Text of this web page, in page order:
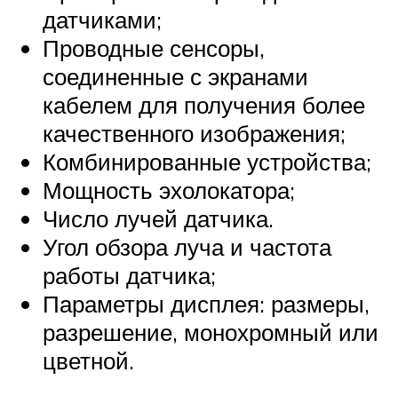
датчиками;
Проводные сенсоры,
соединенные с экранами
кабелем для получения более
качественного изображения;
Комбинированные устройства;
Мощность эхолокатора;
Число лучей датчика.
Угол обзора луча и частота
работы датчика;
Параметры дисплея: размеры,
разрешение, монохромный или
цветной.